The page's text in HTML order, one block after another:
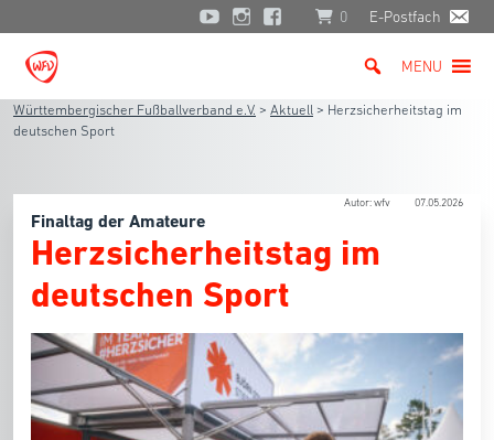
0 E-Postfach
MENU
Württembergischer Fußballverband e.V. > Aktuell > Herzsicherheitstag im
deutschen Sport
Autor: wfv 07.05.2026
Finaltag der Amateure
Herzsicherheitstag im
deutschen Sport